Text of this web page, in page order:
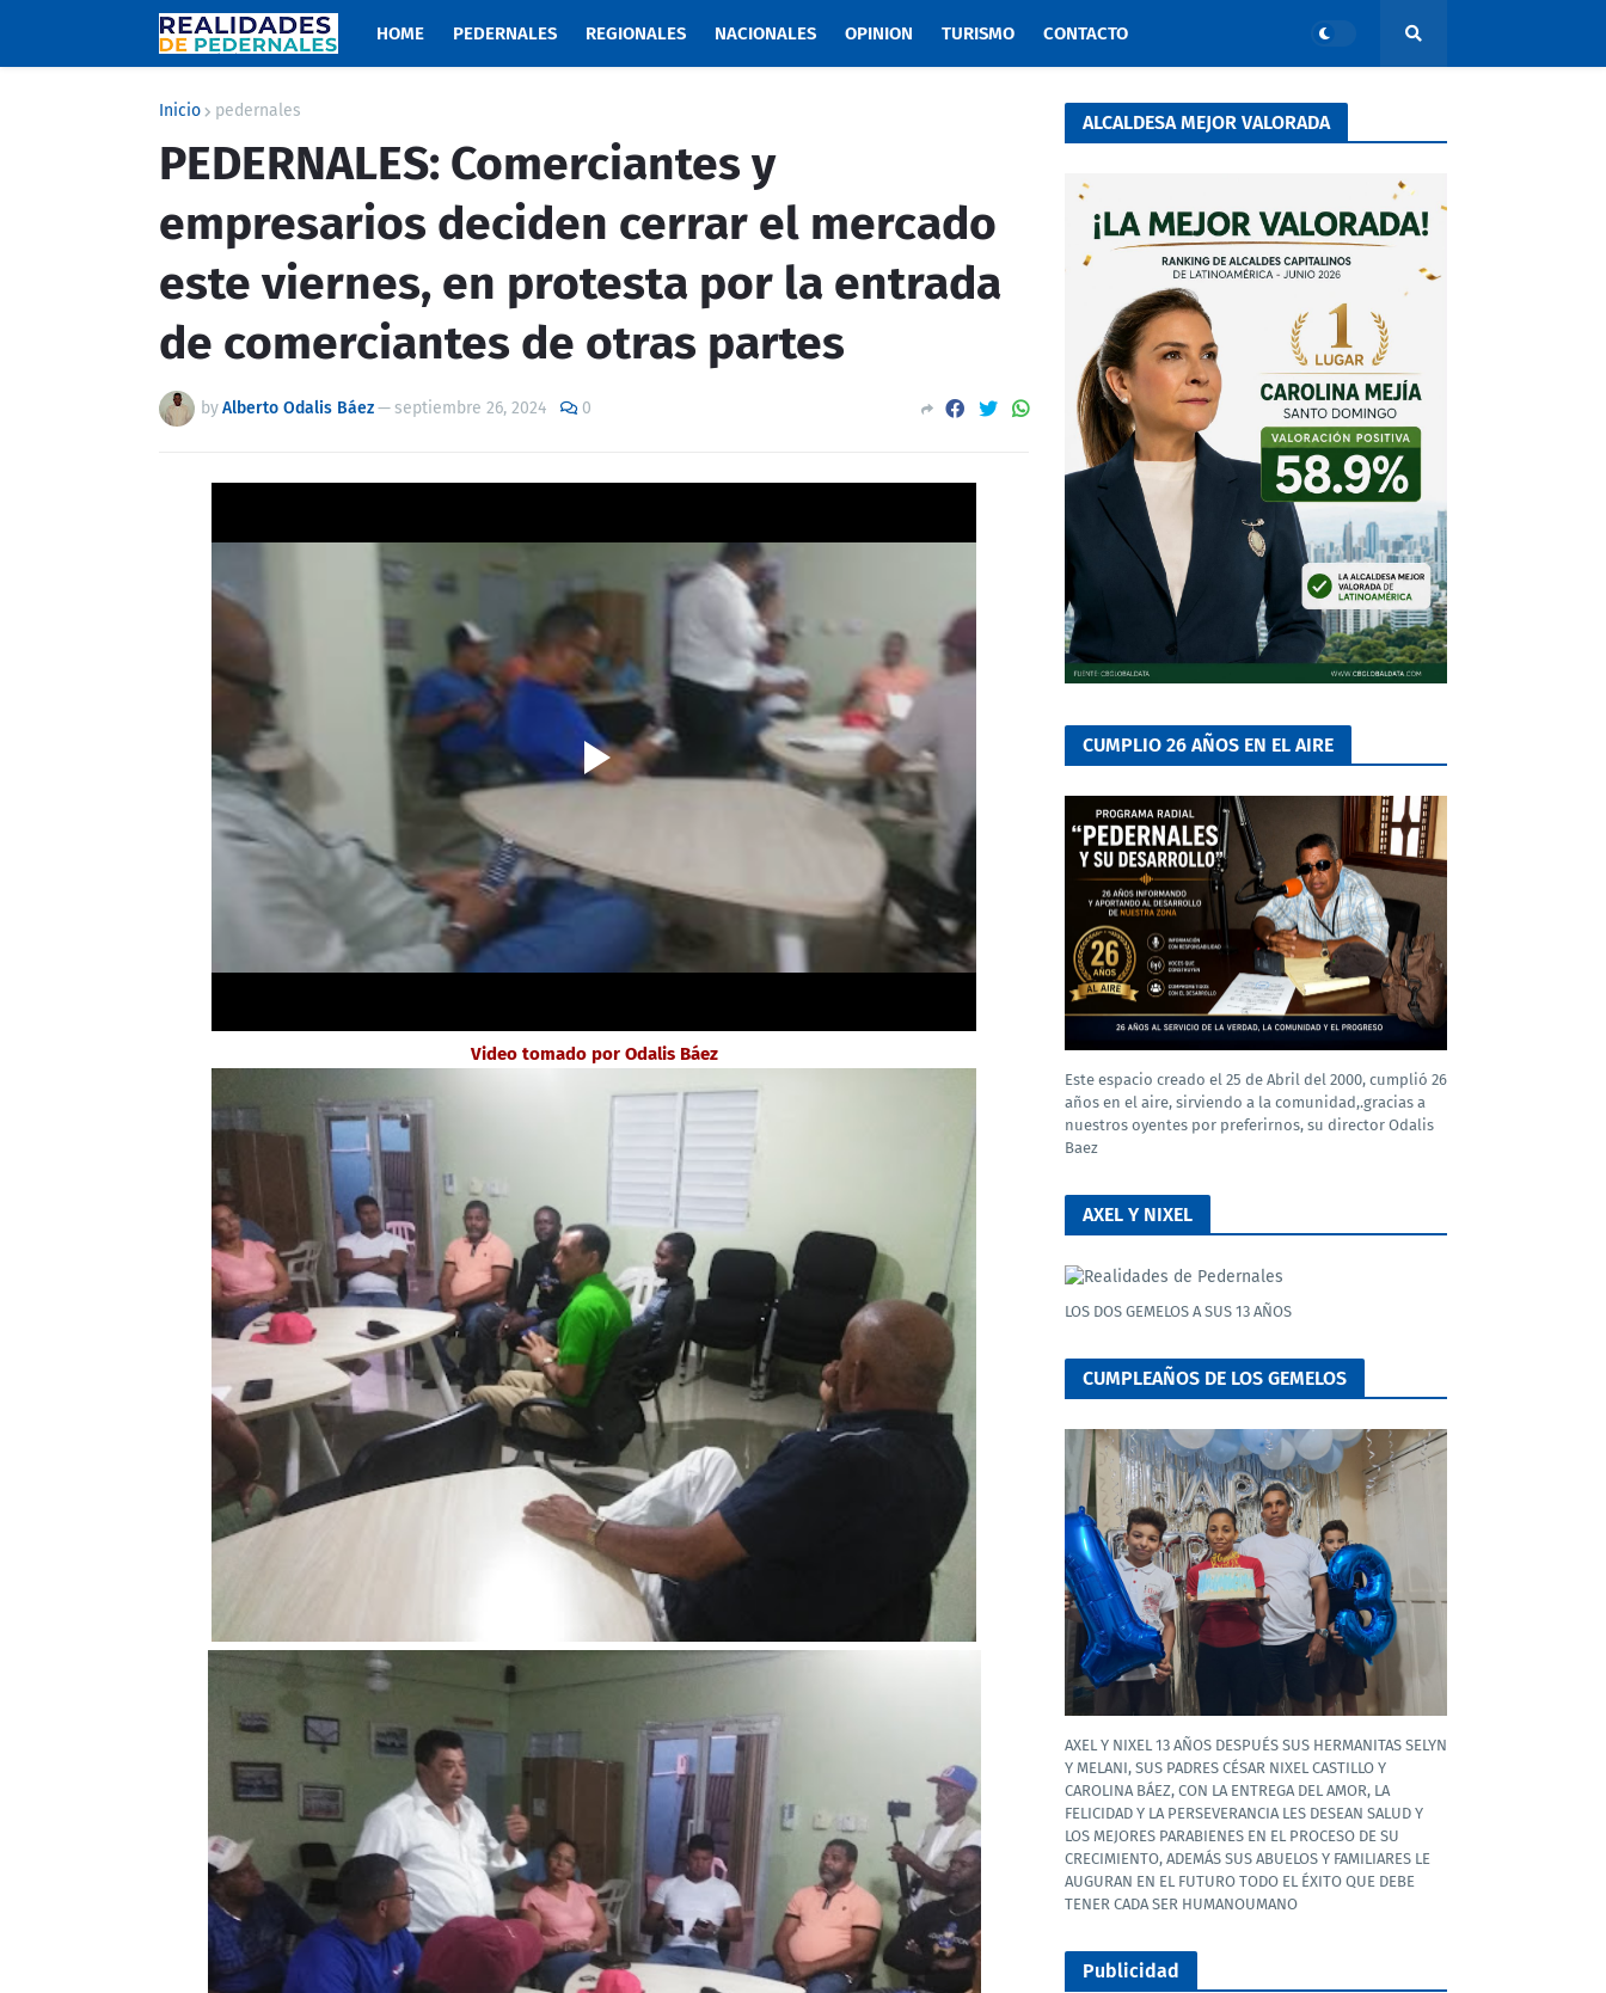
HOME PEDERNALES REGIONALES NACIONALES OPINION TURISMO CONTACTO
Inicio pedernales
PEDERNALES: Comerciantes y
empresarios deciden cerrar el mercado
este viernes, en protesta por la entrada
de comerciantes de otras partes
byAlberto Odalis Báez— septiembre 26, 2024 0
Video tomado por Odalis Báez
ALCALDESA MEJOR VALORADA
CUMPLIO 26 AÑOS EN EL AIRE
Este espacio creado el 25 de Abril del 2000, cumplió 26
años en el aire, sirviendo a la comunidad,.gracias a
nuestros oyentes por preferirnos, su director Odalis
Baez
AXEL Y NIXEL
LOS DOS GEMELOS A SUS 13 AÑOS
CUMPLEAÑOS DE LOS GEMELOS
AXEL Y NIXEL 13 AÑOS DESPUÉS SUS HERMANITAS SELYN
Y MELANI, SUS PADRES CÉSAR NIXEL CASTILLO Y
CAROLINA BÁEZ, CON LA ENTREGA DEL AMOR, LA
FELICIDAD Y LA PERSEVERANCIA LES DESEAN SALUD Y
LOS MEJORES PARABIENES EN EL PROCESO DE SU
CRECIMIENTO, ADEMÁS SUS ABUELOS Y FAMILIARES LE
AUGURAN EN EL FUTURO TODO EL ÉXITO QUE DEBE
TENER CADA SER HUMANOUMANO
Publicidad